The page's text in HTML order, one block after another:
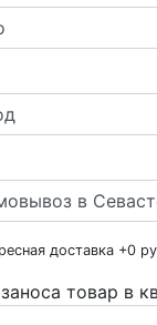
доставка +0
товар в